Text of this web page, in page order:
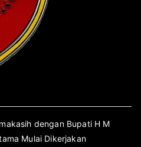
dengan Bupati H M
Mulai Dikerjakan